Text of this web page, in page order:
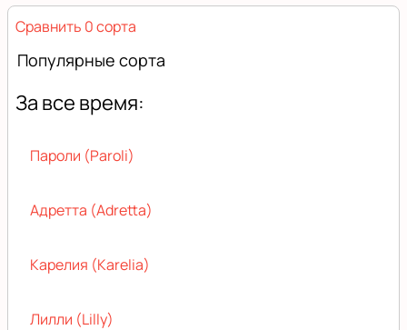
Сравнить 0 сорта
Популярные сорта
За все время:
Пароли (Paroli)
Адретта (Adretta)
Карелия (Karelia)
Лилли (Lilly)